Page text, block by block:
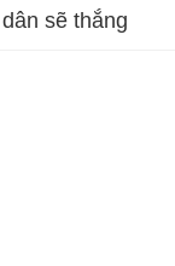
sẽ thắng